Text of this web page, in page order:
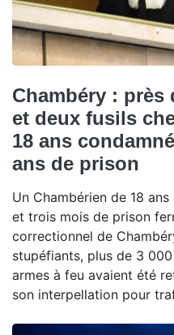
Chambéry : près
et deux fusils
18 ans
ans de prison
Un Chambérien de 18
et trois mois de prison
correctionnel de
stupéfiants, plus de 3
armes à feu avaient été
son interpellation pour